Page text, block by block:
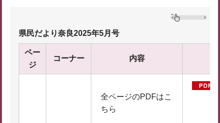
県民だより奈良2025年5月号
ペー
ジ
コーナー 内容
全ページのPDFはこ
ちら